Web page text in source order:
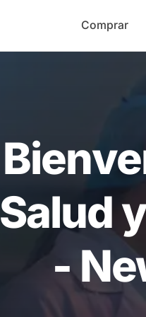
Comprar
Salud
-